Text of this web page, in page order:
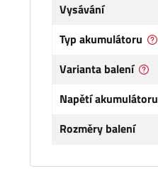
Vysávání
Typ akumulátoru
Varianta balení
Napětí akumulátoru
Rozměry balení